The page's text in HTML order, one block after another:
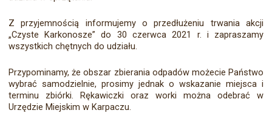
Z przyjemnością informujemy o przedłużeniu trwania akcji
„Czyste Karkonosze” do 30 czerwca 2021 r. i zapraszamy
wszystkich chętnych do udziału.
Przypominamy, że obszar zbierania odpadów możecie Państwo
wybrać samodzielnie, prosimy jednak o wskazanie miejsca i
terminu zbiórki. Rękawiczki oraz worki można odebrać w
Urzędzie Miejskim w Karpaczu.